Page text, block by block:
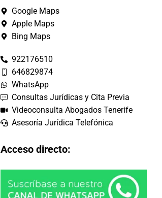
Google Maps
Apple Maps
Bing Maps
922176510
646829874
WhatsApp
Consultas Jurídicas y Cita Previa
Videoconsulta Abogados Tenerife
Asesoría Jurídica Telefónica
Acceso directo: